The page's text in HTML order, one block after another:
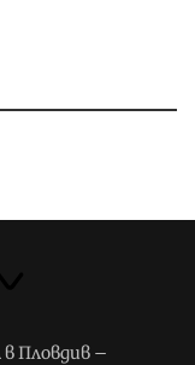
Пловдив –